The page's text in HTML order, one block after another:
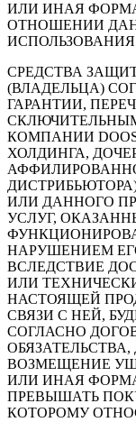
ИЛИ ИНАЯ
ОТНОШЕНИИ
СРЕДСТВА
(ВЛАДЕЛЬЦА)
ГАРАНТИИ,
КОМПАНИИ
ХОЛДИНГА,
ИЛИ ДАННОГО
УСЛУГ,
НАРУШЕНИЕМ
ВСЛЕДСТВИЕ
ИЛИ
НАСТОЯЩЕЙ
СВЯЗИ С НЕЙ,
СОГЛАСНО
ВОЗМЕЩЕНИЕ
ИЛИ ИНАЯ
ПРЕВЫШАТЬ
КОТОРОМУ